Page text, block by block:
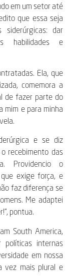
em um setor até
que essa seja
siderúrgicas: dar
habilidades e
Ela, que
comemora a
de fazer parte do
mim e para minha
e se diz
recebimento das
Providencio o
exige força, e
faz diferença se
Me adaptei
pontua.
South America,
políticas internas
em nossa
vez mais plural e